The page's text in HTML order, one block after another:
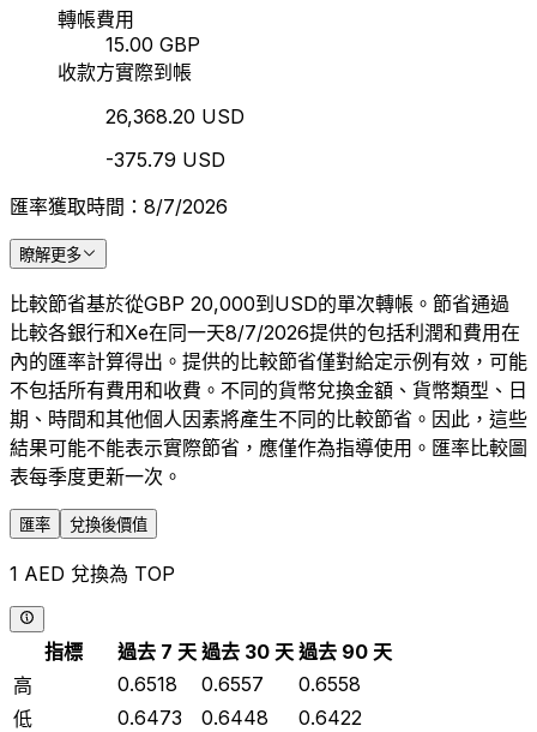
轉帳費用
15.00 GBP
收款方實際到帳
26,368.20 USD
-375.79 USD
匯率獲取時間：8/7/2026
瞭解更多
比較節省基於從GBP 20,000到USD的單次轉帳。節省通過
比較各銀行和Xe在同一天8/7/2026提供的包括利潤和費用在
內的匯率計算得出。提供的比較節省僅對給定示例有效，可能
不包括所有費用和收費。不同的貨幣兌換金額、貨幣類型、日
期、時間和其他個人因素將產生不同的比較節省。因此，這些
結果可能不能表示實際節省，應僅作為指導使用。匯率比較圖
表每季度更新一次。
匯率 兌換後價值
1 AED 兌換為 TOP
指標 過去 7 天 過去 30 天 過去 90 天
高
0.6518 0.6557
0.6558
低
0.6473 0.6448
0.6422